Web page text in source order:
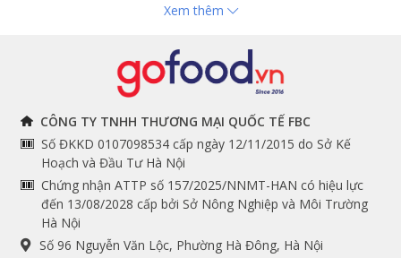
toán
Tuyển dụng
THÔNG TIN
Chính sách và quy định
chung
Hướng dẫn đặt hàng
Cam kết chất lượng
THEO DÕI NGAY
Facebook
Instagram
Youtube
Tiktok
Xem thêm
CÔNG TY TNHH THƯƠNG MẠI QUỐC TẾ FBC
Số ĐKKD 0107098534 cấp ngày 12/11/2015 do Sở Kế
Hoạch và Đầu Tư Hà Nội
Chứng nhận ATTP số 157/2025/NNMT-HAN có hiệu lực
đến 13/08/2028 cấp bởi Sở Nông Nghiệp và Môi Trường
Hà Nội
Số 96 Nguyễn Văn Lộc, Phường Hà Đông, Hà Nội